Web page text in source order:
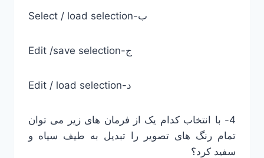
Select / load selection-ب
Edit /save selection-ج
Edit / load selection-د
4- با انتخاب کدام یک از فرمان های زیر می توان
تمام رنگ های تصویر را تبدیل به طیف سیاه و
سفید کرد؟